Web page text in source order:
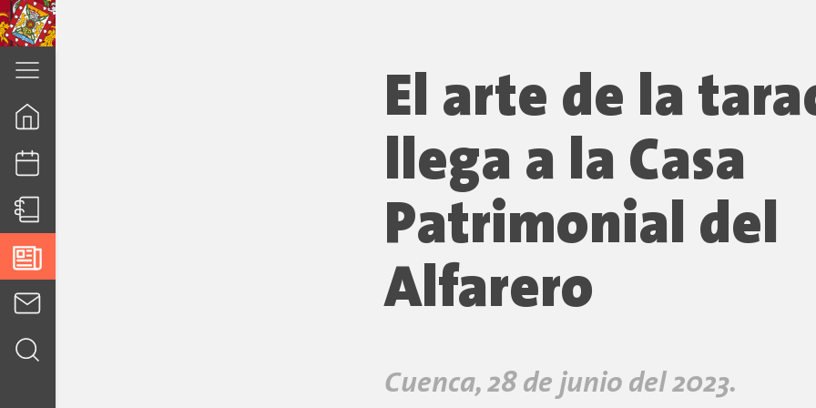
El arte de la
llega a la Casa
Patrimonial del
Alfarero
Cuenca, 28 de junio del 2023.